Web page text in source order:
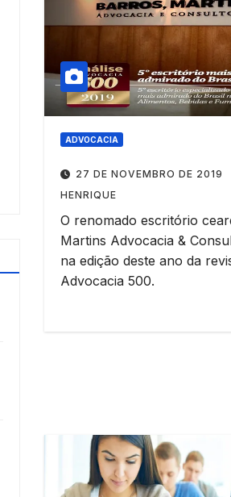
ADVOCACIA
27 DE NOVEMBRO DE 2019
HENRIQUE
O renomado escritório
Martins Advocacia &
na edição deste ano da
Advocacia 500.